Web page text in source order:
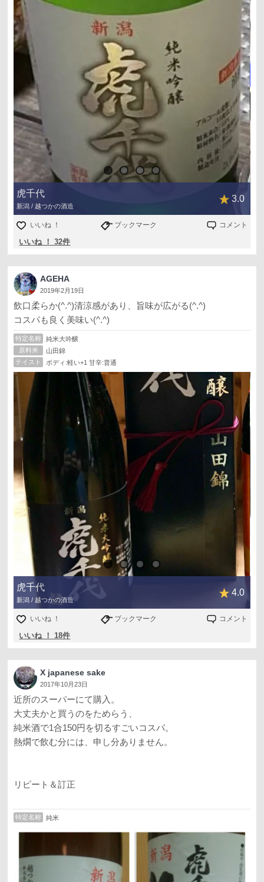
虎千代
新潟 / 越つかの酒造
3.0
いいね ！ ブックマーク コメント
いいね ！ 32件
AGEHA
2019年2月19日
飲口柔らか(^.^)清涼感があり、旨味が広がる(^.^)
コスパも良く美味い(^.^)
特定名称
純米大吟醸
原料米
山田錦
テイスト
ボディ:軽い+1 甘辛:普通
虎千代
新潟 / 越つかの酒造
4.0
いいね ！ ブックマーク コメント
いいね ！ 18件
X japanese sake
2017年10月23日
近所のスーパーにて購入。
大丈夫かと買うのをためらう、
純米酒で1合150円を切るすごいコスパ。
熱燗で飲む分には、申し分ありません。
リピート＆訂正
特定名称 純米